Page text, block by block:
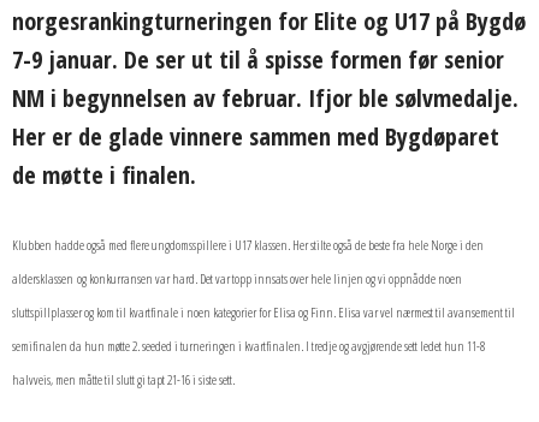
norgesrankingturneringen for Elite og U17 på Bygdø
7-9 januar. De ser ut til å spisse formen før senior
NM i begynnelsen av februar. Ifjor ble sølvmedalje.
Her er de glade vinnere sammen med Bygdøparet
de møtte i finalen.
Klubben hadde også med flere ungdomsspillere i U17 klassen. Her stilte også de beste fra hele Norge i den
aldersklassen og konkurransen var hard. Det var topp innsats over hele linjen og vi oppnådde noen
sluttspillplasser og kom til kvartfinale i noen kategorier for Elisa og Finn. Elisa var vel nærmest til avansement til
semifinalen da hun møtte 2. seeded i turneringen i kvartfinalen. I tredje og avgjørende sett ledet hun 11-8
halvveis, men måtte til slutt gi tapt 21-16 i siste sett.